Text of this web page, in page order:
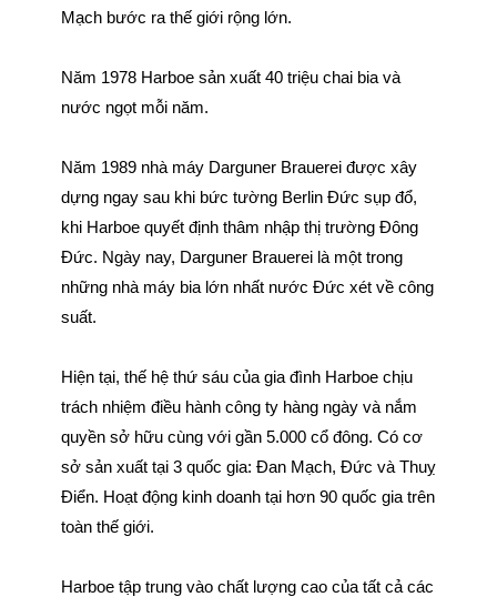
Mạch bước ra thế giới rộng lớn.
Năm 1978 Harboe sản xuất 40 triệu chai bia và
nước ngọt mỗi năm.
Năm 1989 nhà máy Darguner Brauerei được xây
dựng ngay sau khi bức tường Berlin Đức sụp đổ,
khi Harboe quyết định thâm nhập thị trường Đông
Đức. Ngày nay, Darguner Brauerei là một trong
những nhà máy bia lớn nhất nước Đức xét về công
suất.
Hiện tại, thế hệ thứ sáu của gia đình Harboe chịu
trách nhiệm điều hành công ty hàng ngày và nắm
quyền sở hữu cùng với gần 5.000 cổ đông. Có cơ
sở sản xuất tại 3 quốc gia: Đan Mạch, Đức và Thuỵ
Điển. Hoạt động kinh doanh tại hơn 90 quốc gia trên
toàn thế giới.
Harboe tập trung vào chất lượng cao của tất cả các